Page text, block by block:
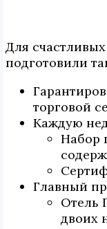
Для
подготовили
торговой
Каждую
Набор
Главный
Отель
двоих